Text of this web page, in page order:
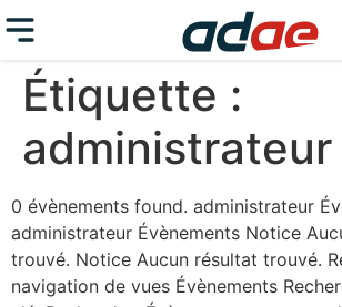
Étiquette :
administrateur
0 évènements found. administrateur
administrateur Évènements Notice
trouvé. Notice Aucun résultat trouvé.
navigation de vues Évènements